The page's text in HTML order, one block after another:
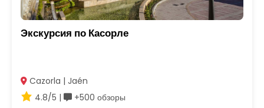
Экскурсия по Касорле
Cazorla | Jaén
4.8/5 |
+500 обзоры